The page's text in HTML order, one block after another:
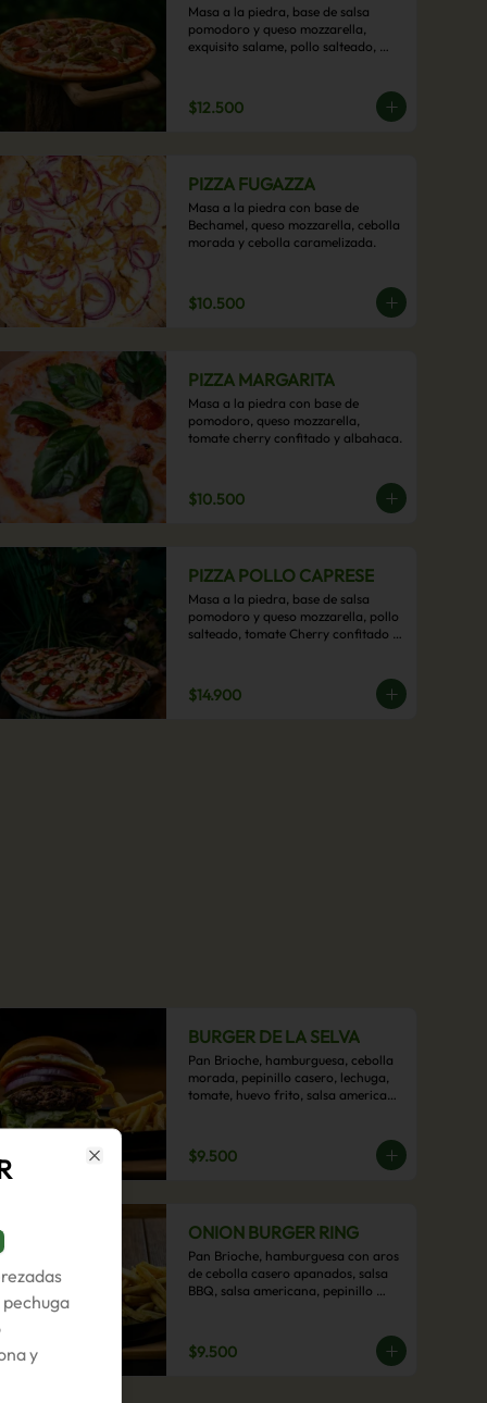
Masa a la piedra, base de salsa
pomodoro y queso mozzarella,
exquisito salame, pollo salteado,
$12.500
PIZZA FUGAZZA
Masa a la piedra con base de
Bechamel, queso mozzarella, cebolla
morada y cebolla caramelizada.
$10.500
PIZZA MARGARITA
Masa a la piedra con base de
pomodoro, queso mozzarella,
tomate cherry confitado y albahaca.
$10.500
PIZZA POLLO CAPRESE
Masa a la piedra, base de salsa
pomodoro y queso mozzarella, pollo
salteado, tomate Cherry confitado y
$14.900
BURGER DE LA SELVA
Pan Brioche, hamburguesa, cebolla
morada, pepinillo casero, lechuga,
tomate, huevo frito, salsa americana
$9.500
ONION BURGER RING
Pan Brioche, hamburguesa con aros
de cebolla casero apanados, salsa
BBQ, salsa americana, pepinillo
acompañamiento de papas fritas.
$9.500
y
Close